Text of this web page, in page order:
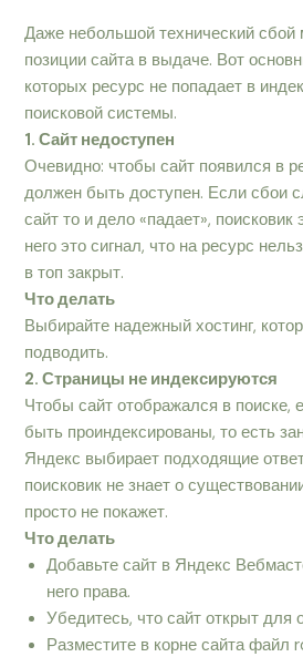
Даже небольшой технический сбой
позиции сайта в выдаче. Вот
которых ресурс не попадает в
поисковой системы.
1. Сайт недоступен
Очевидно: чтобы сайт появился в
должен быть доступен. Если сбои
сайт то и дело «падает», поисковик
него это сигнал, что на ресурс
в топ закрыт.
Что делать
Выбирайте надежный хостинг,
подводить.
2. Страницы не индексируются
Чтобы сайт отображался в поиске,
быть проиндексированы, то есть
Яндекс выбирает подходящие
поисковик не знает о
просто не покажет.
Что делать
Добавьте сайт в Яндекс
него права.
Убедитесь, что сайт открыт для
Разместите в корне сайта файл